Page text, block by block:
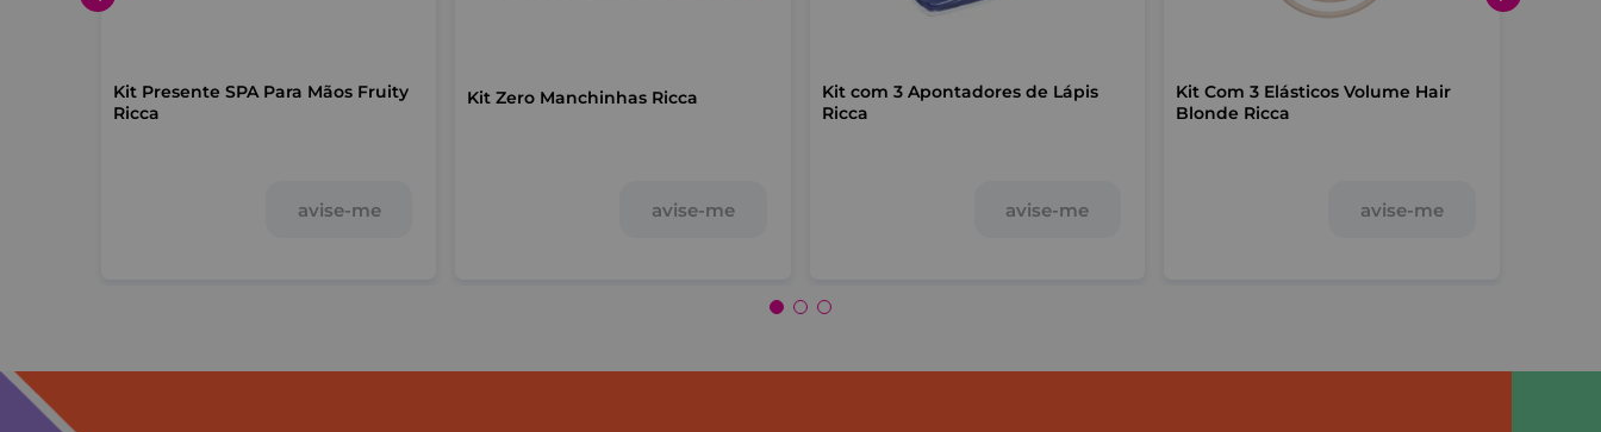
Kit Presente SPA Para Mãos Fruity
Ricca
avise-me
Kit Zero Manchinhas Ricca
avise-me
Kit com 3 Apontadores de Lápis
Ricca
avise-me
Kit Com 3 Elásticos Volume Hair
Blonde Ricca
avise-me